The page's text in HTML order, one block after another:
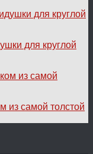
для круглой
из самой толстой